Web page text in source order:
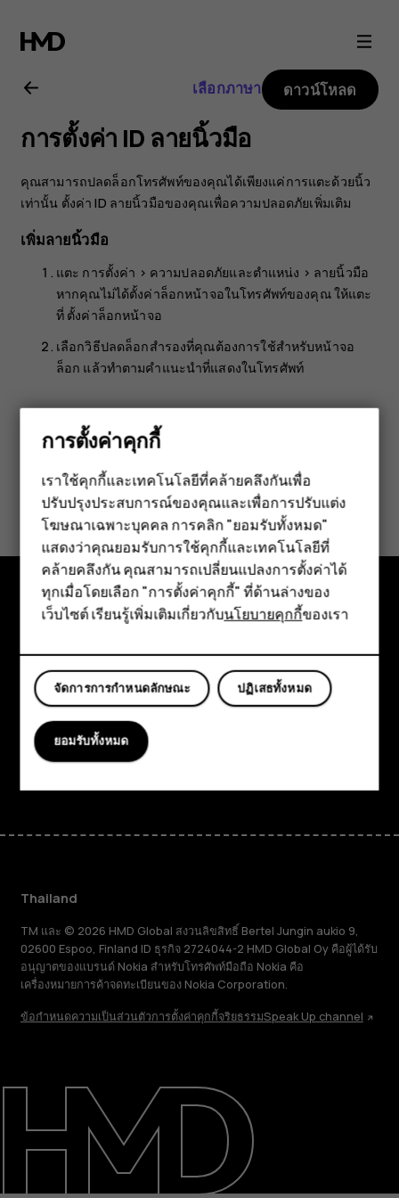
คู่มือ
ผู้
ใช้
Nokia
8.1
สมาร์ทโฟน
ฟีเจอร์โฟน
อุปกรณ์เสริม
แท็บเล็ต
เกี่ยวกับ
ซ่อมแซม ใช้ซ้ำ รีไซเคิล
การสนับสนุน
เลือกภาษา ดาวน์โหลด
การตั้งค่า ID ลายนิ้วมือ
คุณสามารถปลดล็อกโทรศัพท์ของคุณได้เพียงแค่การแตะด้วยนิ้ว
เท่านั้น ตั้งค่า ID ลายนิ้วมือของคุณเพื่อความปลอดภัยเพิ่มเติม
เพิ่มลายนิ้วมือ
แตะ การตั้งค่า > ความปลอดภัยและตำแหน่ง > ลายนิ้วมือ
หากคุณไม่ได้ตั้งค่าล็อกหน้าจอในโทรศัพท์ของคุณ ให้แตะ
ที่ ตั้งค่าล็อกหน้าจอ
เลือกวิธีปลดล็อกสำรองที่คุณต้องการใช้สำหรับหน้าจอ
ล็อก แล้วทำตามคำแนะนำที่แสดงในโทรศัพท์
ข้อมูลนี้มีประโยชน์กับคุณหรือไม่
สำรวจ
เกี่ยวกับ
Planet and people
การสนับสนุน
FacebookInstagram
Tiktok
Thailand
TM และ © 2026 HMD Global สงวนลิขสิทธิ์ Bertel Jungin aukio 9,
02600 Espoo, Finland ID ธุรกิจ 2724044-2 HMD Global Oy คือผู้ได้รับ
อนุญาตของแบรนด์ Nokia สำหรับโทรศัพท์มือถือ Nokia คือ
เครื่องหมายการค้าจดทะเบียนของ Nokia Corporation.
ข้อกำหนดความเป็นส่วนตัวการตั้งค่าคุกกี้จริยธรรมSpeak Up channel
การตั้งค่าคุกกี้
เราใช้คุกกี้และเทคโนโลยีที่คล้ายคลึงกันเพื่อ
ปรับปรุงประสบการณ์ของคุณและเพื่อการปรับแต่ง
โฆษณาเฉพาะบุคคล การคลิก "ยอมรับทั้งหมด"
แสดงว่าคุณยอมรับการใช้คุกกี้และเทคโนโลยีที่
คล้ายคลึงกัน คุณสามารถเปลี่ยนแปลงการตั้งค่าได้
ทุกเมื่อโดยเลือก "การตั้งค่าคุกกี้" ที่ด้านล่างของ
เว็บไซต์ เรียนรู้เพิ่มเติมเกี่ยวกับนโยบายคุกกี้ของเรา
ปฏิเสธทั้งหมด
จัดการการกำหนดลักษณะ
ยอมรับทั้งหมด